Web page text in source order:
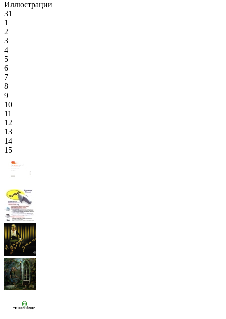
Иллюстрации
31
1
2
3
4
5
6
7
8
9
10
11
12
13
14
15